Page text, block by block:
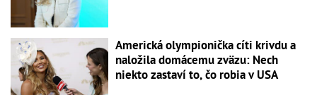
Americká olympionička cíti krivdu a
naložila domácemu zväzu: Nech
niekto zastaví to, čo robia v USA